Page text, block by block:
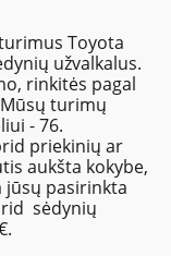
Toyota
užvalkalus.
rinkitės pagal
turimų
- 76.
priekinių ar
aukšta kokybe,
jūsų pasirinkta
sėdynių